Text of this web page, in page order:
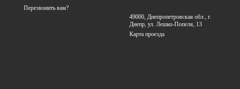
Перезвонить вам?
49000, Днепропетровская обл., г.
Днепр, ул. Лешко-Попеля, 13
Карта проезда